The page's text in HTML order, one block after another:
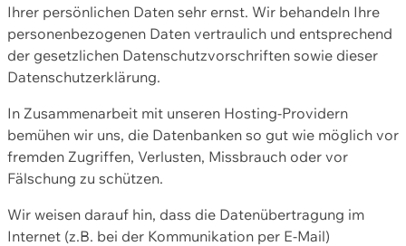
Ihrer persönlichen Daten sehr ernst. Wir behandeln Ihre
personenbezogenen Daten vertraulich und entsprechend
der gesetzlichen Datenschutzvorschriften sowie dieser
Datenschutzerklärung.
In Zusammenarbeit mit unseren Hosting-Providern
bemühen wir uns, die Datenbanken so gut wie möglich vor
fremden Zugriffen, Verlusten, Missbrauch oder vor
Fälschung zu schützen.
Wir weisen darauf hin, dass die Datenübertragung im
Internet (z.B. bei der Kommunikation per E-Mail)